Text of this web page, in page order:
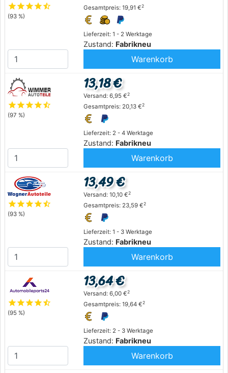
starstarstarstarstar_half
(93 %)
Lieferzeit: 1 - 2 Werktage
Zustand: Fabrikneu
Gesamtpreis: 19,91 €2
Warenkorb
starstarstarstarstar_half
(97 %)
Lieferzeit: 2 - 4 Werktage
Zustand: Fabrikneu
13,18 €
Versand: 6,95 €2
Gesamtpreis: 20,13 €2
Warenkorb
starstarstarstarstar_half
(93 %)
Lieferzeit: 1 - 3 Werktage
Zustand: Fabrikneu
13,49 €
Versand: 10,10 €2
Gesamtpreis: 23,59 €2
Warenkorb
starstarstarstarstar_half
(95 %)
Lieferzeit: 2 - 3 Werktage
Zustand: Fabrikneu
13,64 €
Versand: 6,00 €2
Gesamtpreis: 19,64 €2
Warenkorb